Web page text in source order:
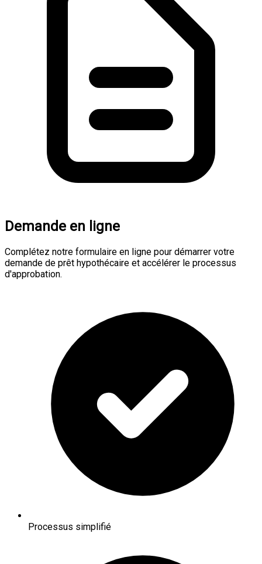
Demande en ligne
Complétez notre formulaire en ligne pour démarrer votre
demande de prêt hypothécaire et accélérer le processus
d'approbation.
Processus simplifié